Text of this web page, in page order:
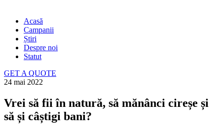
Acasă
Campanii
Știri
Despre noi
Statut
GET A QUOTE
24 mai 2022
Vrei să fii în natură, să mănânci cireșe și
să și câștigi bani?